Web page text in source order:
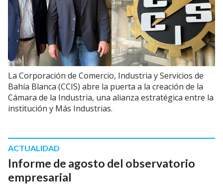
La Corporación de Comercio, Industria y Servicios de
Bahía Blanca (CCIS) abre la puerta a la creación de la
Cámara de la Industria, una alianza estratégica entre la
institución y Más Industrias.
Informe de agosto del observatorio
empresarial
ACTUALIDAD